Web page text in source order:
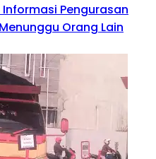
Informasi Pengurasan
Orang Lain